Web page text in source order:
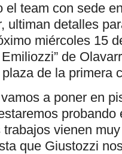
el team con sede
ultiman detalles
miércoles 15
de
de la primera
a poner en
probando
vienen
que Giustozzi